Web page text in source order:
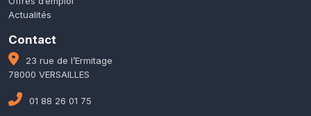
Actualités
Contact
23 rue de l’Ermitage
78000 VERSAILLES
01 88 26 01 75